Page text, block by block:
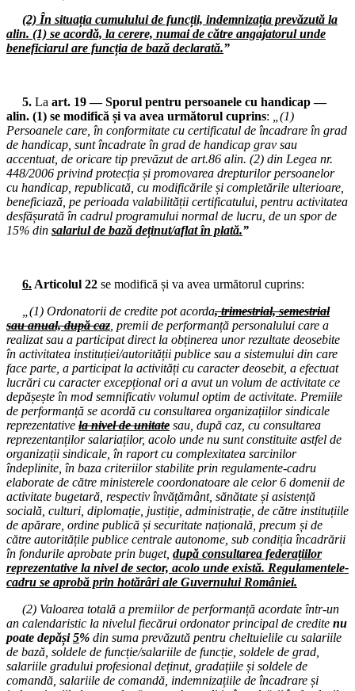
15.12.2025
Consiliul de administrație al I.S.J. Hunedoara
12.12.2025
11.12.2025
Ședință cu directorii unităților de învățământ din județul Hunedoara
line)
10.12.2025
Consiliul Liderilor S.I.P. Județul Hunedoara
08.12.2025
Consiliul de administrație al I.S.J. Hunedoara
Biroul Executiv S.I.P. Județul Hunedoara
24.11.2025
Consiliul de administrație al I.S.J. Hunedoara
17.11.2025
Consiliul de administrație al I.S.J. Hunedoara
10.11.2025
Consiliul de administrație al I.S.J. Hunedoara
03.11.2025
Consiliul de administrație al I.S.J. Hunedoara
29.10.2025
„STOP AUSTERITĂȚII!” Miting de protest
13.10.2025
Consiliul de administrație al I.S.J. Hunedoara
„Cupa Educatorului” 2025
08.10.2025
Consiliul Liderilor S.I.P. Județul Hunedoara
08.10.2025
(2) În situația cumulului de funcții, indemnizația prevăzută la
alin. (1) se acordă, la cerere, numai de către angajatorul unde
beneficiarul are funcția de bază declarată.”
5. La art. 19 — Sporul pentru persoanele cu handicap —
alin. (1) se modifică și va avea următorul cuprins:
„(1)
Persoanele care, în conformitate cu certificatul de încadrare în grad
de handicap, sunt încadrate în grad de handicap grav sau
accentuat, de oricare tip prevăzut de art.86 alin. (2) din Legea nr.
448/2006 privind protecția și promovarea drepturilor persoanelor
cu handicap, republicată, cu modificările și completările ulterioare,
beneficiază, pe perioada valabilității certificatului, pentru activitatea
desfășurată în cadrul programului normal de lucru, de un spor de
15% din salariul de bază deținut/aflat în plată.”
6. Articolul 22 se modifică și va avea următorul cuprins:
„(1) Ordonatorii de credite pot acorda,trimestrial, semestrial
sau anual, după caz , premii de performanță personalului care a
realizat sau a participat direct la obținerea unor rezultate deosebite
în activitatea instituției/autorității publice sau a sistemului din care
face parte, a participat la activități cu caracter deosebit, a efectuat
lucrări cu caracter excepțional ori a avut un volum de activitate ce
depășește în mod semnificativ volumul optim de activitate. Premiile
de performanță se acordă cu consultarea organizațiilor sindicale
reprezentative la nivel de unitate sau, după caz, cu consultarea
reprezentanților salariaților, acolo unde nu sunt constituite astfel de
organizații sindicale, în raport cu complexitatea sarcinilor
îndeplinite, în baza criteriilor stabilite prin regulamente-cadru
elaborate de către ministerele coordonatoare ale celor 6 domenii de
activitate bugetară, respectiv învățământ, sănătate și asistență
socială, culturi, diplomație, justiție, administrație, de către instituțiile
de apărare, ordine publică și securitate națională, precum și de
către autoritățile publice centrale autonome, sub condiția încadrării
în fondurile aprobate prin buget, după consultarea federațiilor
reprezentative la nivel de sector, acolo unde există. Regulamentele-
cadru se aprobă prin hotărâri ale Guvernului României.
(2) Valoarea totală a premiilor de performanță acordate într-un
an calendaristic la nivelul fiecărui ordonator principal de credite nu
poate depăși5% din suma prevăzută pentru cheltuielile cu salariile
de bază, soldele de funcție/salariile de funcție, soldele de grad,
salariile gradului profesional deținut, gradațiile și soldele de
comandă, salariile de comandă, indemnizațiile de încadrare și